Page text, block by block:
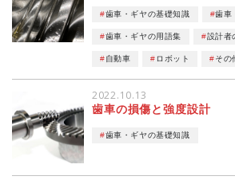
技術資料ダウンロード
運営会社 サイトマップ プライバシー
メニューを閉じ
歯車・ギヤの基礎知識 歯車
歯車・ギヤの用語集 設計者
自動車 ロボット その
2022.10.13
歯車の損傷と強度設計
歯車・ギヤの基礎知識